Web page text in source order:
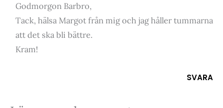
Godmorgon Barbro,
Tack, hälsa Margot från mig och jag håller tummarna
att det ska bli bättre.
Kram!
SVARA